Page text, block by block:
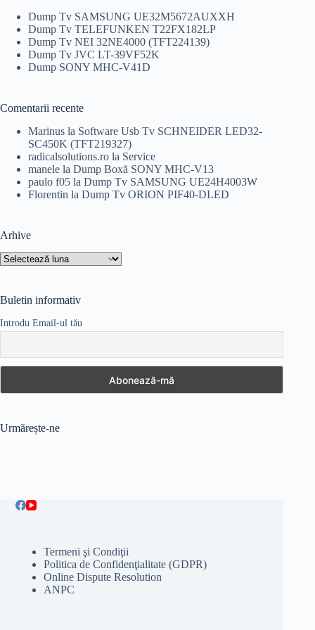
Dump Tv SAMSUNG UE32M5672AUXXH
Dump Tv TELEFUNKEN T22FX182LP
Dump Tv NEI 32NE4000 (TFT224139)
Dump Tv JVC LT-39VF52K
Dump SONY MHC-V41D
Comentarii recente
Marinus la Software Usb Tv SCHNEIDER LED32-
SC450K (TFT219327)
radicalsolutions.ro la Service
manele la Dump Boxă SONY MHC-V13
paulo f05 la Dump Tv SAMSUNG UE24H4003W
Florentin la Dump Tv ORION PIF40-DLED
Arhive
Arhive
Buletin informativ
Introdu Email-ul tău
Urmărește-ne
Termeni şi Condiţii
Politica de Confidenţialitate (GDPR)
Online Dispute Resolution
ANPC